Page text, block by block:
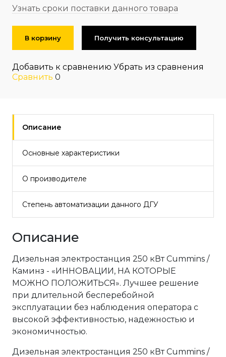
Узнать сроки поставки данного товара
В корзину Получить консультацию
Добавить к сравнению Убрать из сравнения
Сравнить 0
Описание
Основные характеристики
О производителе
Степень автоматизации данного ДГУ
Описание
Дизельная электростанция 250 кВт Cummins /
Каминз - «ИННОВАЦИИ, НА КОТОРЫЕ
МОЖНО ПОЛОЖИТЬСЯ». Лучшее решение
при длительной бесперебойной
эксплуатации без наблюдения оператора с
высокой эффективностью, надежностью и
экономичностью.
Дизельная электростанция 250 кВт Cummins /